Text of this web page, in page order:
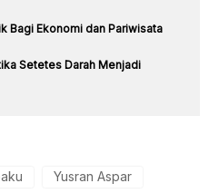
Bagi Ekonomi dan Pariwisata
Setetes Darah Menjadi
Yusran Aspar